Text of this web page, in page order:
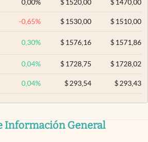
0,00% $ 1520,00 $1470,00
-0,65% $ 1530,00 $1510,00
0,30% $ 1576,16 $1571,86
0,04% $ 1728,75 $1728,02
0,04% $ 293,54 $293,43
Información General